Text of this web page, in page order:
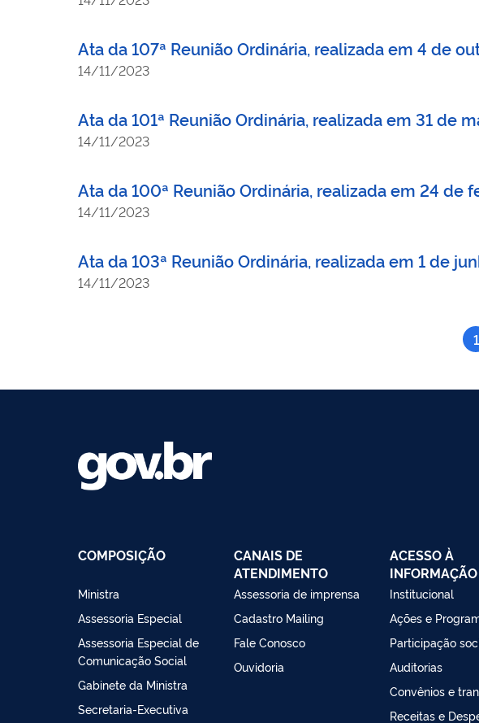
Ata da 107ª Reunião Ordinária, realizada em 4 de
14/11/2023
Ata da 101ª Reunião Ordinária, realizada em 31 de
14/11/2023
Ata da 100ª Reunião Ordinária, realizada em 24 de
14/11/2023
Ata da 103ª Reunião Ordinária, realizada em 1 de
14/11/2023
1
COMPOSIÇÃO
Ministra
Assessoria Especial
Assessoria Especial de
Comunicação Social
Gabinete da Ministra
Secretaria-Executiva
CANAIS DE
ATENDIMENTO
Assessoria de imprensa
Cadastro Mailing
Fale Conosco
Ouvidoria
ACESSO À
INFORMAÇÃO
Institucional
Ações e
Participação
Auditorias
Convênios e
Receitas e